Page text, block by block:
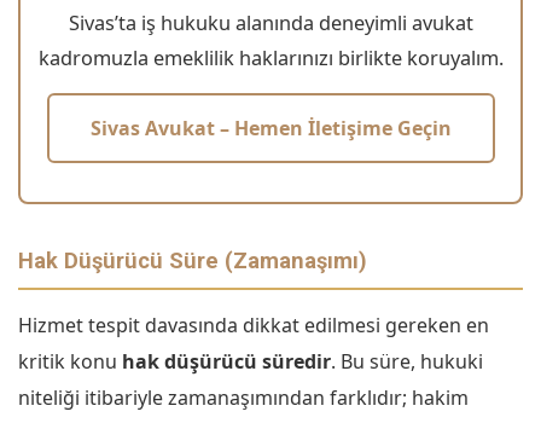
Sivas’ta iş hukuku alanında deneyimli avukat
kadromuzla emeklilik haklarınızı birlikte koruyalım.
Sivas Avukat – Hemen İletişime Geçin
Hak Düşürücü Süre (Zamanaşımı)
Hizmet tespit davasında dikkat edilmesi gereken en
kritik konu hak düşürücü süredir. Bu süre, hukuki
niteliği itibariyle zamanaşımından farklıdır; hakim